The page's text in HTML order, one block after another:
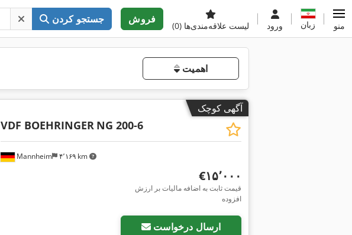
جستجو کردن فروش
لیست علاقه‌مندی‌ها (0) ورود زبان منو
اهمیت
آگهی کوچک
Mannheim ۴٬۱۶۹ km
VDF BOEHRINGER NG 200-6
‎€۱۵٬۰۰۰
قیمت ثابت به اضافه مالیات بر ارزش
افزوده
ارسال درخواست